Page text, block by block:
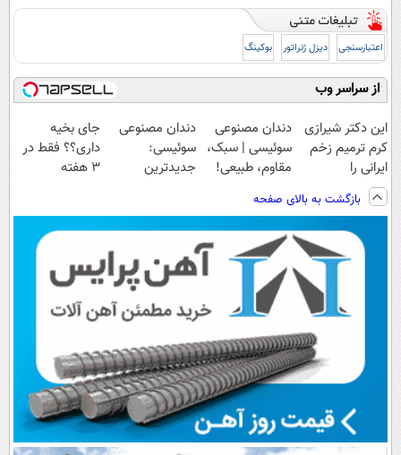
اعتبارسنجی دیزل ژنراتور بوکینگ
از سراسر وب
این دکتر شیرازی
کرم ترمیم زخم
ایرانی را
ساخت!!!
دندان مصنوعی
سوئیسی | سبک،
مقاوم، طبیعی!
رایگان+پرداخت
اقساطی😍
دندان مصنوعی
سوئیسی:
جدیدترین
پرداخت قسطی
جای بخیه
داری؟؟ فقط در
3 هفته
بازگشت به بالای صفحه